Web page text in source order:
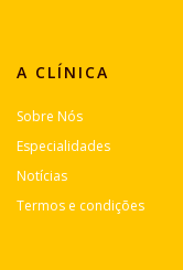
A CLÍNICA
Sobre Nós
Especialidades
Notícias
Termos e condições